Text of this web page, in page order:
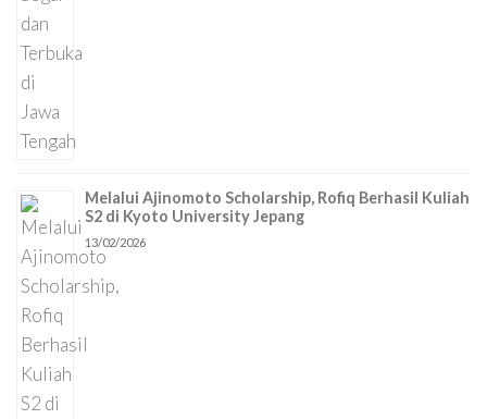
Melalui Ajinomoto Scholarship, Rofiq Berhasil Kuliah
S2 di Kyoto University Jepang
13/02/2026